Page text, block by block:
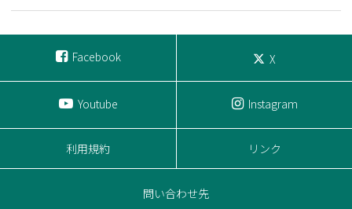
Facebook X
Youtube Instagram
利用規約 リンク
問い合わせ先